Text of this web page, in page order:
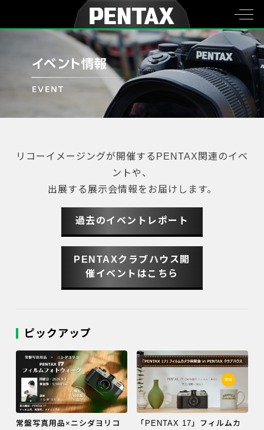
リコーイメージングが開催するPENTAX関連のイベ
ントや、
出展する展示会情報をお届けします。
過去のイベントレポート
PENTAXクラブハウス開
催イベントはこちら
ピックアップ
常盤写真用品×ニシダヨリコ
「PENTAX 17」フィルムカ